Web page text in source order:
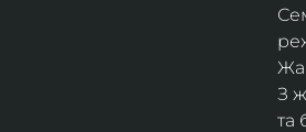
З
та